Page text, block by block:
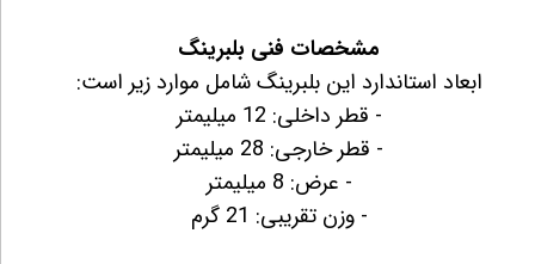
مشخصات فنی بلبرینگ
ابعاد استاندارد این بلبرینگ شامل موارد زیر است:
- قطر داخلی: 12 میلیمتر
- قطر خارجی: 28 میلیمتر
- عرض: 8 میلیمتر
- وزن تقریبی: 21 گرم